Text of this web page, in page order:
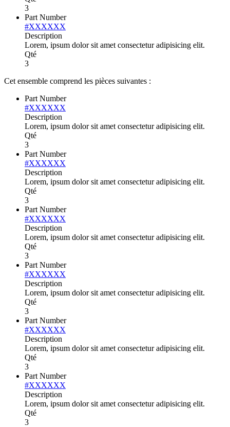
3
Part Number
#XXXXXX
Description
Lorem, ipsum dolor sit amet consectetur adipisicing elit.
Qté
3
Cet ensemble comprend les pièces suivantes :
Part Number
#XXXXXX
Description
Lorem, ipsum dolor sit amet consectetur adipisicing elit.
Qté
3
Part Number
#XXXXXX
Description
Lorem, ipsum dolor sit amet consectetur adipisicing elit.
Qté
3
Part Number
#XXXXXX
Description
Lorem, ipsum dolor sit amet consectetur adipisicing elit.
Qté
3
Part Number
#XXXXXX
Description
Lorem, ipsum dolor sit amet consectetur adipisicing elit.
Qté
3
Part Number
#XXXXXX
Description
Lorem, ipsum dolor sit amet consectetur adipisicing elit.
Qté
3
Part Number
#XXXXXX
Description
Lorem, ipsum dolor sit amet consectetur adipisicing elit.
Qté
3